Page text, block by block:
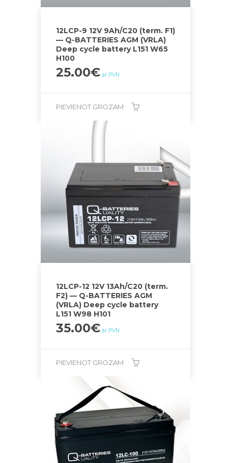
12LCP-9 12V 9Ah/C20 (term. F1)
— Q-BATTERIES AGM (VRLA)
Deep cycle battery L151 W65
H100
25.00€ ar PVN
PIEVIENOT GROZAM
12LCP-12 12V 13Ah/C20 (term.
F2) — Q-BATTERIES AGM
(VRLA) Deep cycle battery
L151 W98 H101
35.00€ ar PVN
PIEVIENOT GROZAM